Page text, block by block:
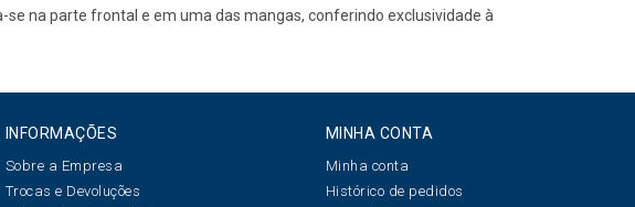
na parte frontal e em uma das mangas, conferindo exclusividade à
INFORMAÇÕES
Sobre a Empresa
Trocas e Devoluções
MINHA CONTA
Minha conta
Histórico de pedidos